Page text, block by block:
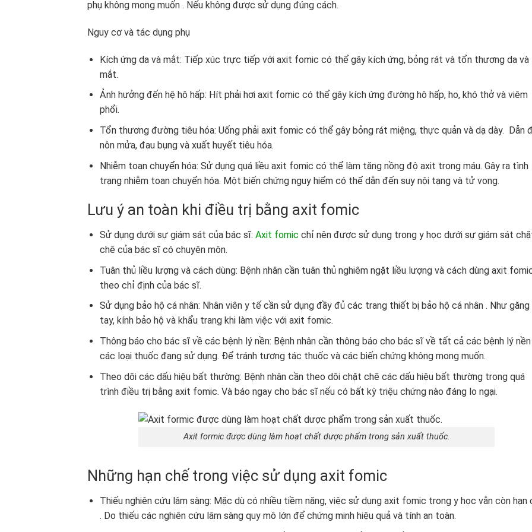
phụ không mong muốn . Nếu không được sử dụng đúng cách.
Nguy cơ và tác dụng phụ
Kích ứng da và mắt: Tiếp xúc trực tiếp với axit fomic có thể gây kích ứng, bỏng rát và tổn thương da và
mắt.
Ảnh hưởng đến hệ hô hấp: Hít phải hơi axit fomic có thể gây kích ứng đường hô hấp, ho, khó thở và viêm
phổi.
Tổn thương đường tiêu hóa: Uống phải axit fomic có thể gây bỏng rát miệng, thực quản và dạ dày. Dẫn
nôn mửa, đau bụng và xuất huyết tiêu hóa.
Nhiễm toan chuyển hóa: Sử dụng quá liều axit fomic có thể làm tăng nồng độ axit trong máu. Gây ra tình
trạng nhiễm toan chuyển hóa. Một biến chứng nguy hiểm có thể dẫn đến suy nội tạng và tử vong.
Lưu ý an toàn khi điều trị bằng axit fomic
Sử dụng dưới sự giám sát của bác sĩ: Axit fomic chỉ nên được sử dụng trong y học dưới sự giám sát
chẽ của bác sĩ có chuyên môn.
Tuân thủ liều lượng và cách dùng: Bệnh nhân cần tuân thủ nghiêm ngặt liều lượng và cách dùng axit
theo chỉ định của bác sĩ.
Sử dụng bảo hộ cá nhân: Nhân viên y tế cần sử dụng đầy đủ các trang thiết bị bảo hộ cá nhân . Như găng
tay, kính bảo hộ và khẩu trang khi làm việc với axit fomic.
Thông báo cho bác sĩ về các bệnh lý nền: Bệnh nhân cần thông báo cho bác sĩ về tất cả các bệnh lý
các loại thuốc đang sử dụng. Để tránh tương tác thuốc và các biến chứng không mong muốn.
Theo dõi các dấu hiệu bất thường: Bệnh nhân cần theo dõi chặt chẽ các dấu hiệu bất thường trong quá
trình điều trị bằng axit fomic. Và báo ngay cho bác sĩ nếu có bất kỳ triệu chứng nào đáng lo ngại.
Axit formic được dùng làm hoạt chất dược phẩm trong sản xuất thuốc.
Những hạn chế trong việc sử dụng axit fomic
Thiếu nghiên cứu lâm sàng: Mặc dù có nhiều tiềm năng, việc sử dụng axit fomic trong y học vẫn còn hạn
. Do thiếu các nghiên cứu lâm sàng quy mô lớn để chứng minh hiệu quả và tính an toàn.